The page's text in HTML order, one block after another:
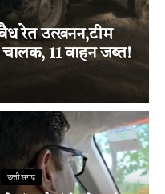
रेत उत्खनन,टीम
11 वाहन जब्त!
छत्तीसगढ़